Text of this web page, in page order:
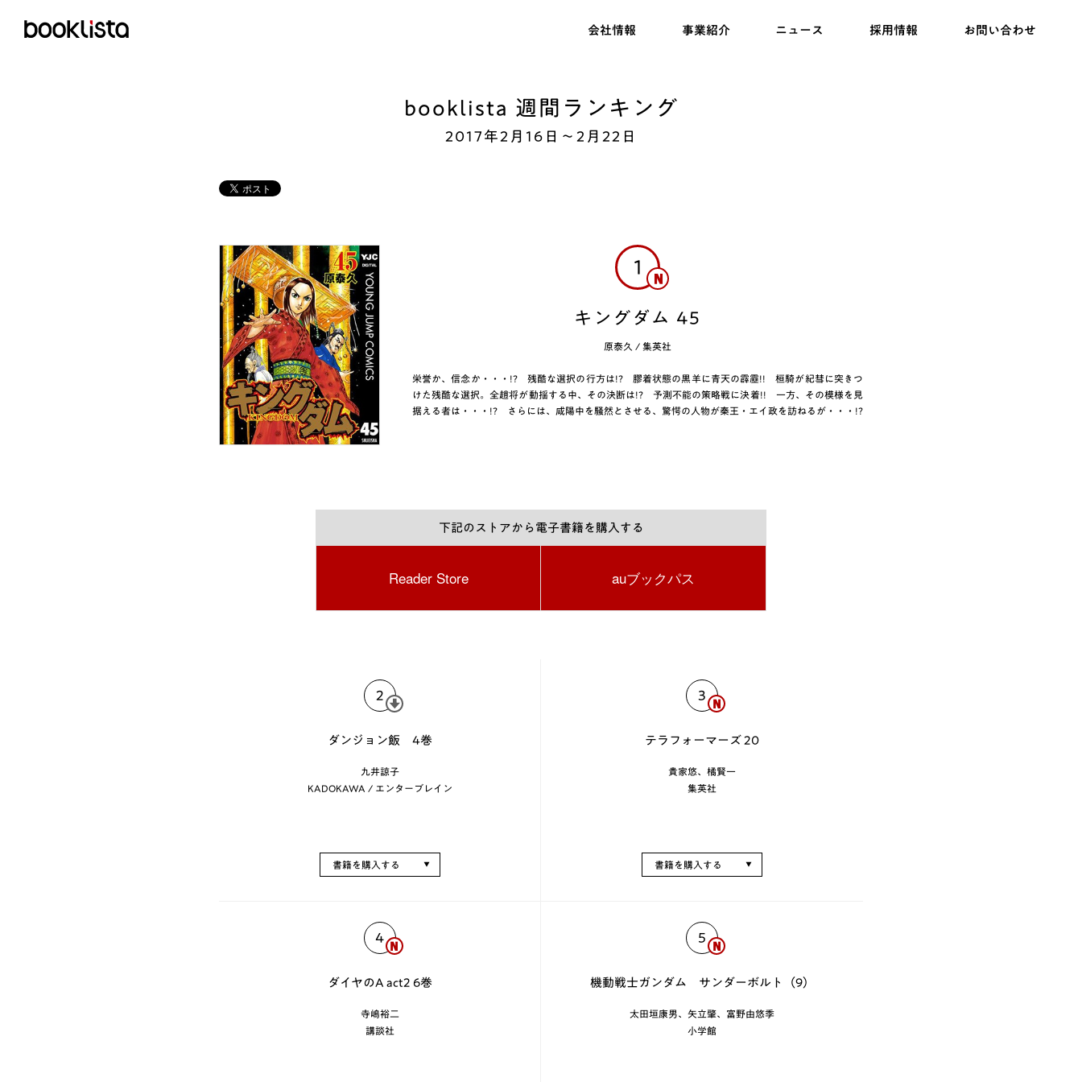
会社情報 事業紹介 ニュース 採用情報 お問い合わせ
booklista 週間ランキング
2017年2月16日〜2月22日
1
キングダム 45
原泰久 / 集英社
栄誉か、信念か・・・!? 残酷な選択の行方は!? 膠着状態の黒羊に青天の霹靂!! 桓騎が紀彗に突きつ
けた残酷な選択。全趙将が動揺する中、その決断は!? 予測不能の策略戦に決着!! 一方、その模様を見
据える者は・・・!? さらには、咸陽中を騒然とさせる、驚愕の人物が秦王・エイ政を訪ねるが・・・!?
下記のストアから電子書籍を購入する
Reader Store auブックパス
2
ダンジョン飯 4巻
九井諒子
KADOKAWA / エンターブレイン
書籍を購入する
3
テラフォーマーズ 20
貴家悠、橘賢一
集英社
書籍を購入する
4
ダイヤのA act2 6巻
寺嶋裕二
講談社
5
機動戦士ガンダム サンダーボルト（9）
太田垣康男、矢立肇、富野由悠季
小学館